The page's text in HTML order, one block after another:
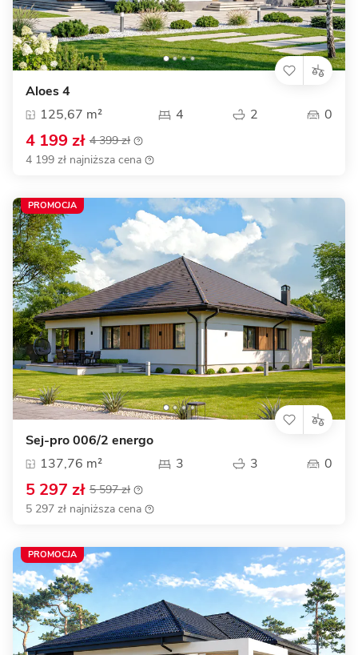
Aloes 4
125,67 m²
4 2 0
4 199 zł 4 399 zł
4 199 zł najniższa cena
Sej-pro 006/2 energo
137,76 m²
3 3 0
5 297 zł 5 597 zł
5 297 zł najniższa cena
PROMOCJA
PROMOCJA